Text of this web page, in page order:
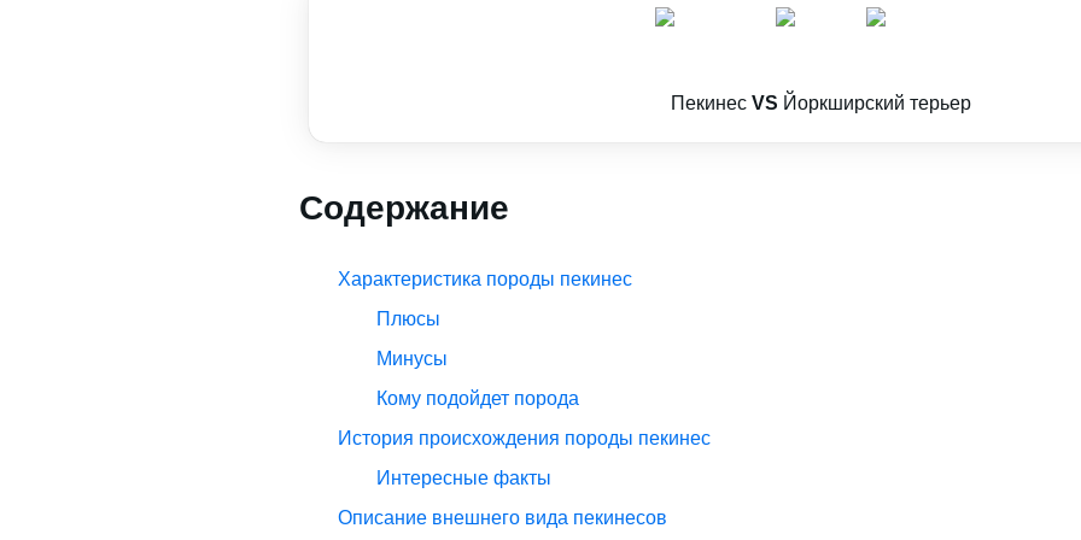
Пекинес VS Йоркширский терьер
Содержание
Характеристика породы пекинес
Плюсы
Минусы
Кому подойдет порода
История происхождения породы пекинес
Интересные факты
Описание внешнего вида пекинесов